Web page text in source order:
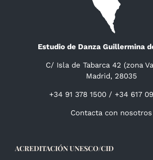
Estudio de Danza Guillermina
C/ Isla de Tabarca 42 (zona
Madrid, 28035
+34 91 378 1500 / +34 617
Contacta con nosotros
ACREDITACIÓN UNESCO/CID